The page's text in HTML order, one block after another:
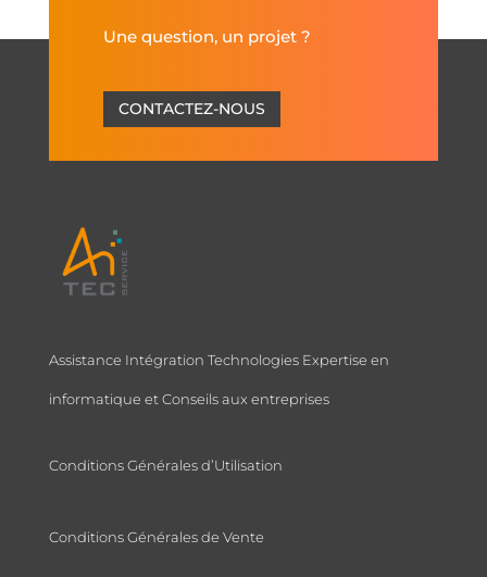
Une question, un projet ?
CONTACTEZ-NOUS
Assistance Intégration Technologies Expertise en
informatique et Conseils aux entreprises
Conditions Générales d’Utilisation
Conditions Générales de Vente